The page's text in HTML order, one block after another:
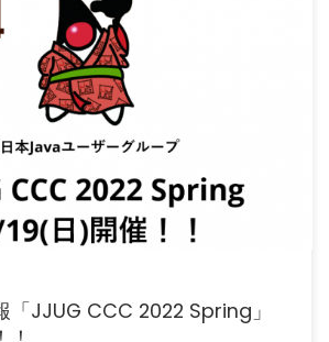
グループ（JJUG）が主催している日本最大のJavaコミ
「JJUG CCC 2022 Spring」